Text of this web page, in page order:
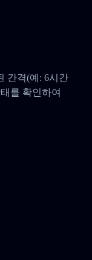
간격(예: 6시간
를 확인하여